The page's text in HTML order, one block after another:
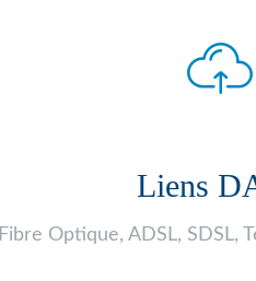
Liens
Fibre Optique, ADSL, SDSL,